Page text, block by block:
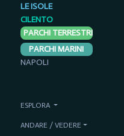
LE ISOLE
CILENTO
PARCHI TERRESTRI
PARCHI MARINI
NAPOLI
ESPLORA
ANDARE / VEDERE